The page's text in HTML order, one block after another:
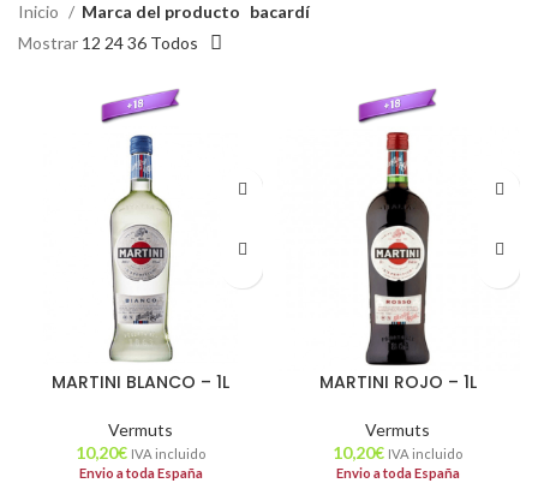
Inicio Marca del producto bacardí
Mostrar 12 2436 Todos
MARTINI BLANCO – 1L
Vermuts
10,20€ IVA incluido
Envio a toda España
MARTINI ROJO – 1L
Vermuts
10,20€ IVA incluido
Envio a toda España